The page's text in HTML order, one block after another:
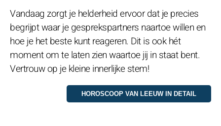
Vandaag zorgt je helderheid ervoor dat je precies
begrijpt waar je gesprekspartners naartoe willen en
hoe je het beste kunt reageren. Dit is ook hét
moment om te laten zien waartoe jij in staat bent.
Vertrouw op je kleine innerlijke stem!